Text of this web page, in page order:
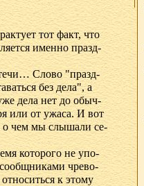
тот факт, что
имен­но празд­
Сло­во "празд­
без де­ла", а
де­ла нет до обыч­
или от ужа­са. И вот
о чем мы слы­ша­ли се­
ко­то­ро­го не упо­
чре­во­
к это­му